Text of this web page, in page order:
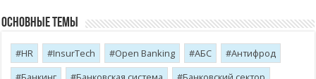
Основные темы
HR InsurTech Open Banking АБС
Антифрод